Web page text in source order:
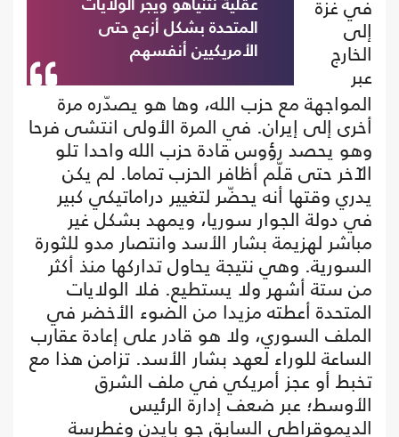
عقلية نتنياهو ويجر الولايات
المتحدة بشكل أزعج حتى
الأمريكيين أنفسهم
في غزة
إلى
الخارج
عبر
المواجهة مع حزب الله، وها هو يصدّره مرة
أخرى إلى إيران. في المرة الأولى انتشى فرحا
وهو يحصد رؤوس قادة حزب الله واحدا تلو
الآخر حتى قلّم أظافر الحزب تماما. لم يكن
يدري وقتها أنه يحضّر لتغيير دراماتيكي كبير
في دولة الجوار سوريا، ويمهد بشكل غير
مباشر لهزيمة بشار الأسد وانتصار مدو للثورة
السورية. وهي نتيجة يحاول تداركها منذ أكثر
من ستة أشهر ولا يستطيع. فلا الولايات
المتحدة أعطته مزيدا من الضوء الأخضر في
الملف السوري، ولا هو قادر على إعادة عقارب
الساعة للوراء لعهد بشار الأسد. تزامن هذا مع
تخبط أو عجز أمريكي في ملف الشرق
الأوسط؛ عبر ضعف إدارة الرئيس
الديموقراطي السابق جو بايدن وغطرسة